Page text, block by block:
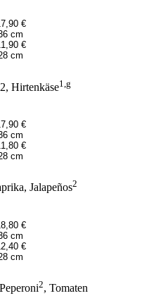
€
cm
€
cm
Hirtenkäse1,g
€
cm
€
cm
Jalapeños2
€
cm
€
cm
2, Tomaten